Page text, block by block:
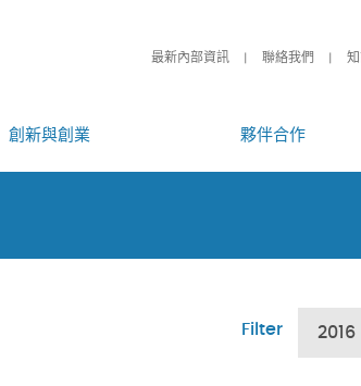
最新內部資訊 聯絡我們
創新與創業 夥伴合作
Filter 2016